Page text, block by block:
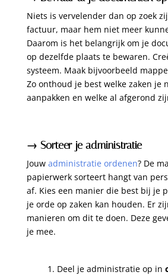
Niets is vervelender dan op zoek
factuur, maar hem niet meer
Daarom is het belangrijk om je
op dezelfde plaats te bewaren.
systeem. Maak bijvoorbeeld
Zo onthoud je best welke zaken je
aanpakken en welke al afgerond
→ Sorteer je administratie
Jouw administratie ordenen? De
papierwerk sorteert hangt van
af. Kies een manier die best bij je
je orde op zaken kan houden. Er
manieren om dit te doen. Deze
je mee.
Deel je administratie op in